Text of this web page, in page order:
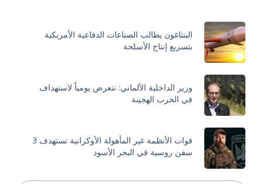
البنتاغون يطالب الصناعات الدفاعية الأمريكية
بتسريع إنتاج الأسلحة
وزير الداخلية الألماني: نتعرض يومياً لاستهداف
في الحرب الهجينة
قوات الأنظمة غير المأهولة الأوكرانية تستهدف 3
سفن روسية في البحر الأسود